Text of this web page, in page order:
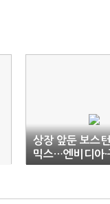
상장 앞둔 보스
믹스…엔비디아·
군’으로 부상